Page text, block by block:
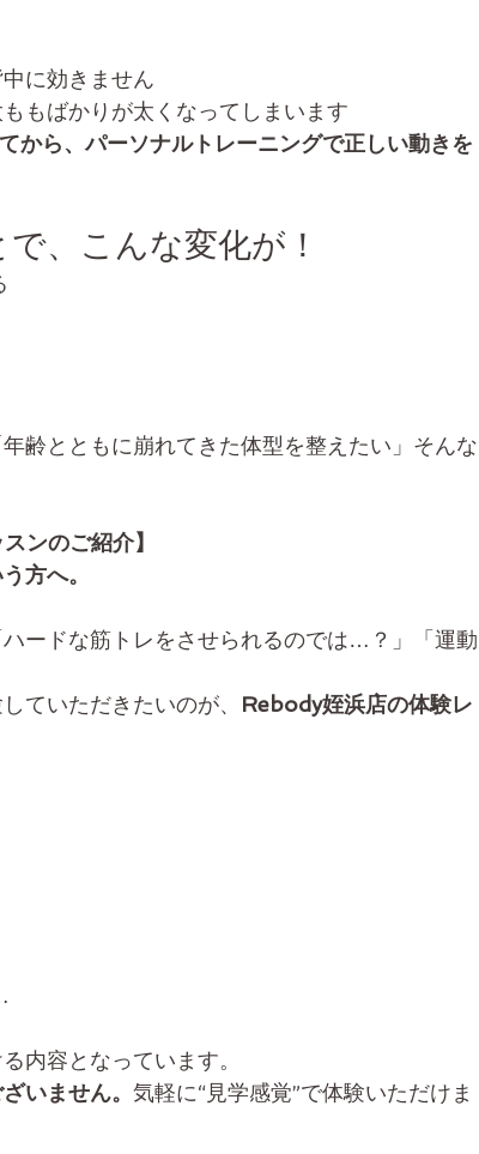
に効きません
もばかりが太くなってしまいます
から、パーソナルトレーニングで正しい動きを
、こんな変化が！
齢とともに崩れてきた体型を整えたい」そんな
ンのご紹介】
方へ。
ードな筋トレをさせられるのでは…？」「運動
ていただきたいのが、 Rebody姪浜店の体験レ
内容となっています。
いません。 気軽に“見学感覚”で体験いただけま